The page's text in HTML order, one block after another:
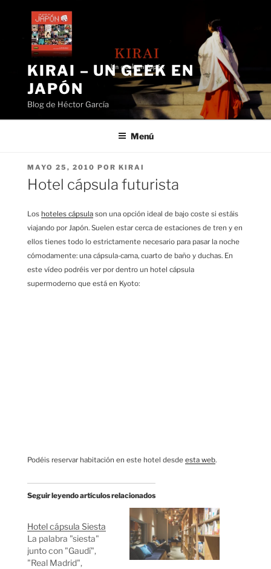
contenido
KIRAI – UN GEEK EN
JAPÓN
Blog de Héctor García
Menú
PUBLICADO
EL
MAYO 25, 2010 POR KIRAI
Hotel cápsula futurista
Los hoteles cápsula son una opción ideal de bajo coste si estáis
viajando por Japón. Suelen estar cerca de estaciones de tren y en
ellos tienes todo lo estrictamente necesario para pasar la noche
cómodamente: una cápsula-cama, cuarto de baño y duchas. En
este vídeo podréis ver por dentro un hotel cápsula
supermoderno que está en Kyoto:
Podéis reservar habitación en este hotel desde esta web.
Seguir leyendo artículos relacionados
Hotel cápsula Siesta
La palabra "siesta"
junto con "Gaudí",
"Real Madrid",